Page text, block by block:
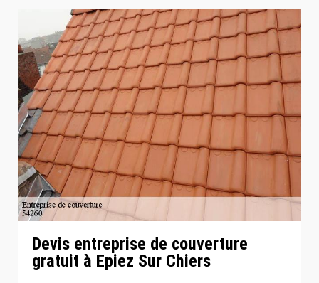
Devis entreprise de couverture
gratuit à Epiez Sur Chiers